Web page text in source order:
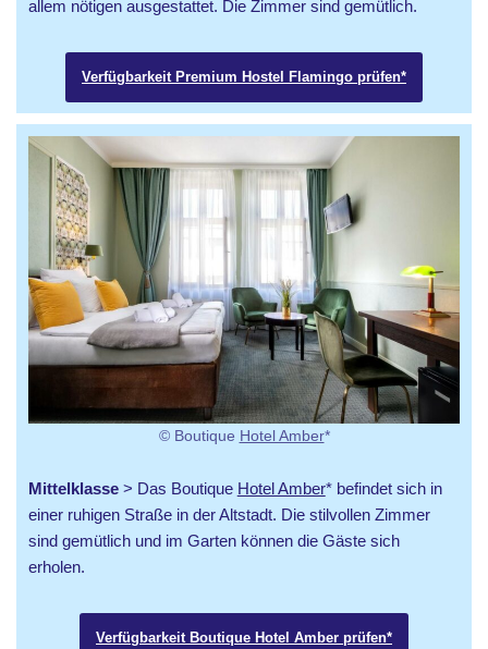
allem nötigen ausgestattet. Die Zimmer sind gemütlich.
Verfügbarkeit Premium Hostel Flamingo prüfen*
© Boutique Hotel Amber*
Mittelklasse > Das Boutique Hotel Amber* befindet sich in
einer ruhigen Straße in der Altstadt. Die stilvollen Zimmer
sind gemütlich und im Garten können die Gäste sich
erholen.
Verfügbarkeit Boutique Hotel Amber prüfen*